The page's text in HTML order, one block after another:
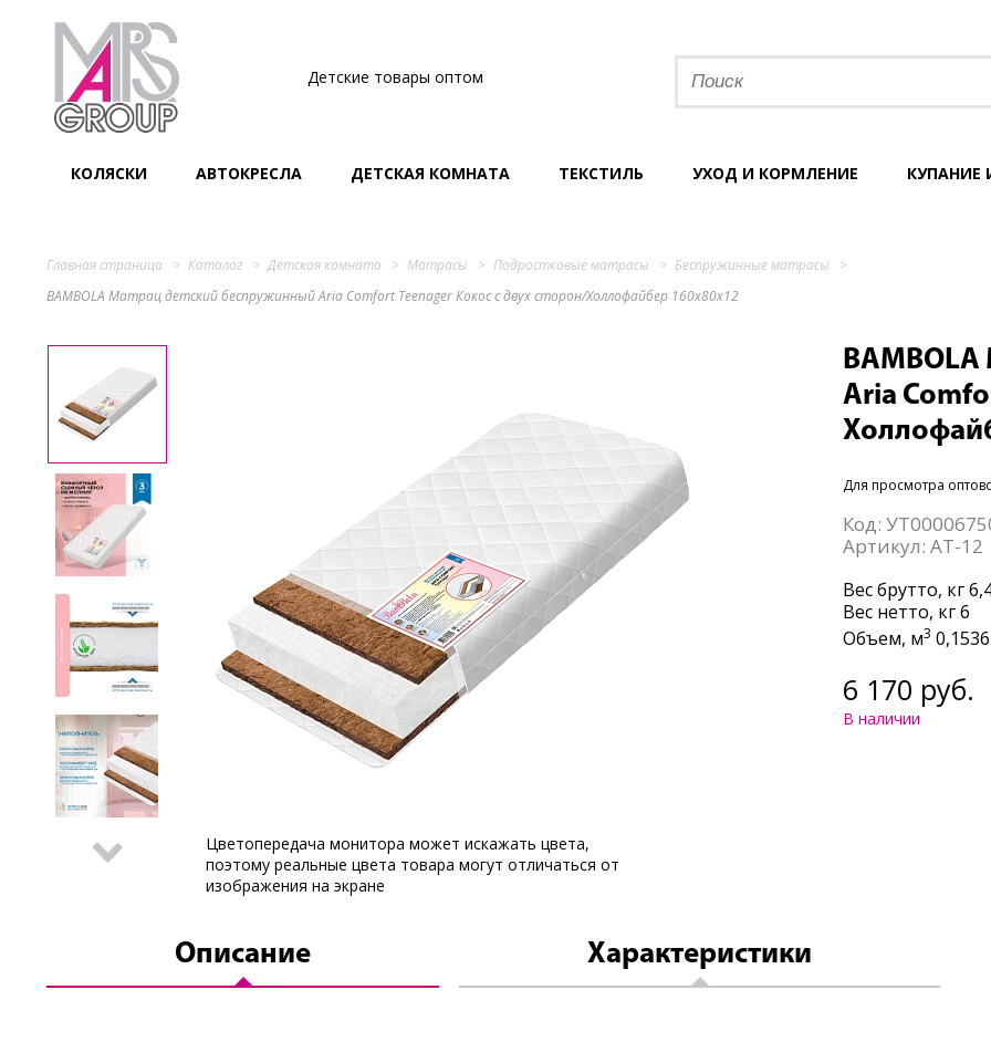
Детские товары оптом
КОЛЯСКИ АВТОКРЕСЛА ДЕТСКАЯ КОМНАТА ТЕКСТИЛЬ УХОД И КОРМЛЕНИЕ КУПАНИЕ
Главная страница Каталог Детская комната Матрасы Подростковые матрасы
Беспружинные матрасы
BAMBOLA Матрац детский беспружинный Aria Comfort Тeenager Кокос с двух сторон/Холлофайбер 160х80х12
Цветопередача монитора может искажать цвета,
поэтому реальные цвета товара могут отличаться от
изображения на экране
Aria
Для просмотра
Код:
Артикул: AT-12
Вес брутто, кг
Вес нетто, кг 6
Объем, м3 0,1536
6 170 руб.
В наличии
Описание Характеристики